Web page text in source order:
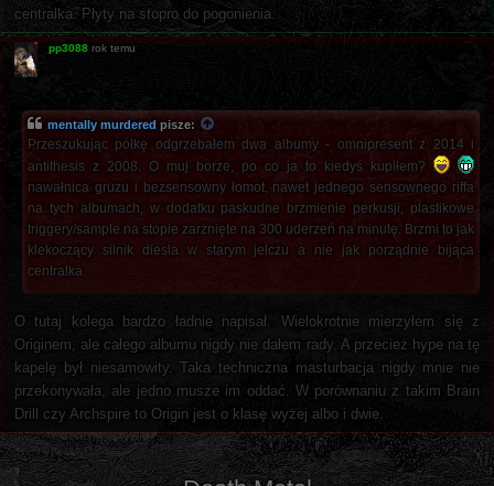
centralka. Płyty na stopro do pogonienia.
pp3088 rok temu
mentally murdered pisze:
Przeszukując półkę odgrzebałem dwa albumy - omnipresent z 2014 i
antithesis z 2008. O muj borze, po co ja to kiedyś kupiłem?
nawałnica gruzu i bezsensowny łomot, nawet jednego sensownego riffa
na tych albumach, w dodatku paskudne brzmienie perkusji, plastikowe
triggery/sample na stopie zarżnięte na 300 uderzeń na minutę. Brzmi to jak
klekoczący silnik diesla w starym jelczu a nie jak porządnie bijąca
centralka.
O tutaj kolega bardzo ładnie napisał. Wielokrotnie mierzyłem się z
Originem, ale całego albumu nigdy nie dałem rady. A przecież hype na tę
kapelę był niesamowity. Taka techniczna masturbacja nigdy mnie nie
przekonywała, ale jedno musze im oddać. W porównaniu z takim Brain
Drill czy Archspire to Origin jest o klasę wyżej albo i dwie.